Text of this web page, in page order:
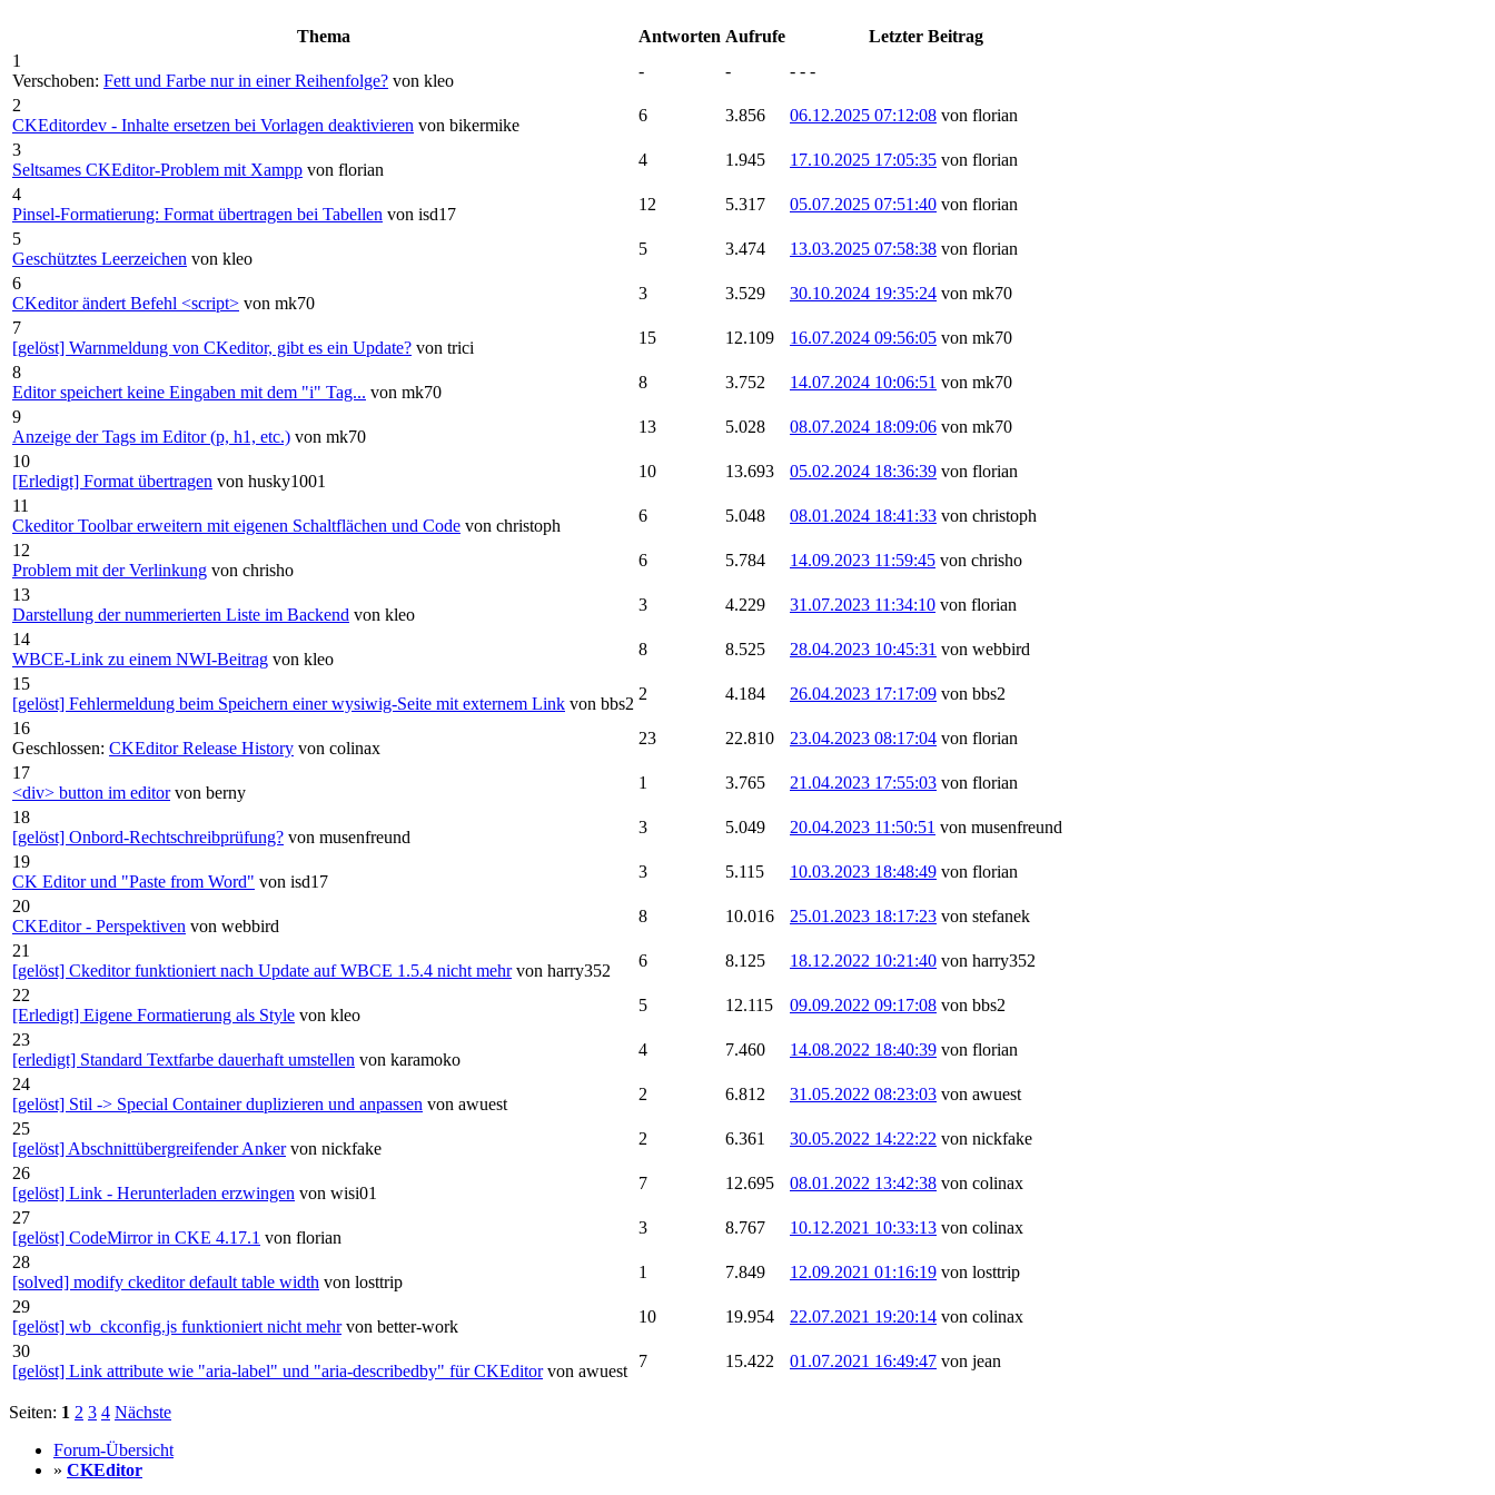
Thema Antworten Aufrufe
Letzter Beitrag
1
Verschoben: Fett und Farbe nur in einer Reihenfolge? von kleo
- -
- - -
2
CKEditordev - Inhalte ersetzen bei Vorlagen deaktivieren von bikermike
6 3.856 06.12.2025 07:12:08 von florian
3
Seltsames CKEditor-Problem mit Xampp von florian
4 1.945 17.10.2025 17:05:35 von florian
4
Pinsel-Formatierung: Format übertragen bei Tabellen von isd17
12 5.317 05.07.2025 07:51:40 von florian
5
Geschütztes Leerzeichen von kleo
5 3.474 13.03.2025 07:58:38 von florian
6
CKeditor ändert Befehl <script> von mk70
3 3.529 30.10.2024 19:35:24 von mk70
7
[gelöst] Warnmeldung von CKeditor, gibt es ein Update? von trici
15 12.109 16.07.2024 09:56:05 von mk70
8
Editor speichert keine Eingaben mit dem "i" Tag... von mk70
8 3.752 14.07.2024 10:06:51 von mk70
9
Anzeige der Tags im Editor (p, h1, etc.) von mk70
13 5.028 08.07.2024 18:09:06 von mk70
10
[Erledigt] Format übertragen von husky1001
10 13.693 05.02.2024 18:36:39 von florian
11
Ckeditor Toolbar erweitern mit eigenen Schaltflächen und Code von christoph
6 5.048 08.01.2024 18:41:33 von christoph
12
Problem mit der Verlinkung von chrisho
6 5.784 14.09.2023 11:59:45 von chrisho
13
Darstellung der nummerierten Liste im Backend von kleo
3 4.229 31.07.2023 11:34:10 von florian
14
WBCE-Link zu einem NWI-Beitrag von kleo
8 8.525 28.04.2023 10:45:31 von webbird
15
[gelöst] Fehlermeldung beim Speichern einer wysiwig-Seite mit externem Link von bbs2
2 4.184 26.04.2023 17:17:09 von bbs2
16
Geschlossen: CKEditor Release History von colinax
23 22.810 23.04.2023 08:17:04 von florian
17
<div> button im editor von berny
1 3.765 21.04.2023 17:55:03 von florian
18
[gelöst] Onbord-Rechtschreibprüfung? von musenfreund
3 5.049 20.04.2023 11:50:51 von musenfreund
19
CK Editor und "Paste from Word" von isd17
3 5.115 10.03.2023 18:48:49 von florian
20
CKEditor - Perspektiven von webbird
8 10.016 25.01.2023 18:17:23 von stefanek
21
[gelöst] Ckeditor funktioniert nach Update auf WBCE 1.5.4 nicht mehr von harry352
6 8.125 18.12.2022 10:21:40 von harry352
22
[Erledigt] Eigene Formatierung als Style von kleo
5 12.115 09.09.2022 09:17:08 von bbs2
23
[erledigt] Standard Textfarbe dauerhaft umstellen von karamoko
4 7.460 14.08.2022 18:40:39 von florian
24
[gelöst] Stil -> Special Container duplizieren und anpassen von awuest
2 6.812 31.05.2022 08:23:03 von awuest
25
[gelöst] Abschnittübergreifender Anker von nickfake
2 6.361 30.05.2022 14:22:22 von nickfake
26
[gelöst] Link - Herunterladen erzwingen von wisi01
7 12.695 08.01.2022 13:42:38 von colinax
27
[gelöst] CodeMirror in CKE 4.17.1 von florian
3 8.767 10.12.2021 10:33:13 von colinax
28
[solved] modify ckeditor default table width von losttrip
1 7.849 12.09.2021 01:16:19 von losttrip
29
[gelöst] wb_ckconfig.js funktioniert nicht mehr von better-work
10 19.954 22.07.2021 19:20:14 von colinax
30
[gelöst] Link attribute wie "aria-label" und "aria-describedby" für CKEditor von awuest
7 15.422 01.07.2021 16:49:47 von jean
Seiten: 1 2 3 4 Nächste
Forum-Übersicht
» CKEditor